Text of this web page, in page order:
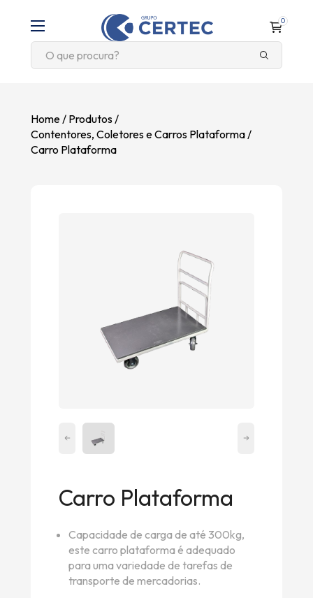
0
Home
Produtos
Contentores, Coletores e Carros Plataforma
Carro Plataforma
Carro Plataforma
Capacidade de carga de até 300kg,
este carro plataforma é adequado
para uma variedade de tarefas de
transporte de mercadorias.